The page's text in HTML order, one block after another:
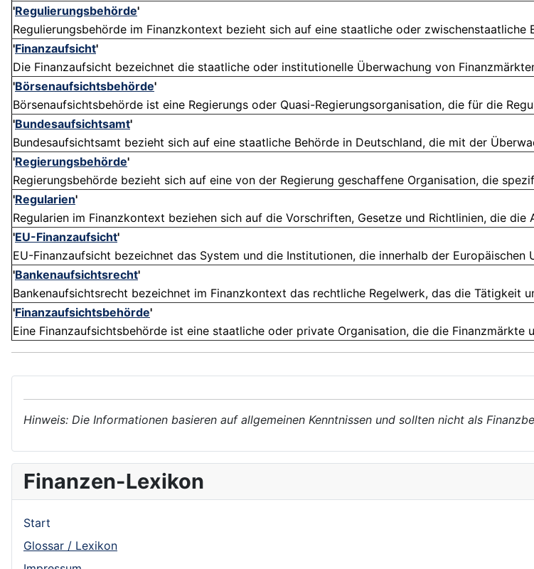
'Regulierungsbehörde'
Regulierungsbehörde im Finanzkontext bezieht sich auf eine staatliche oder zwischenstaatliche
'Finanzaufsicht'
Die Finanzaufsicht bezeichnet die staatliche oder institutionelle Überwachung von
'Börsenaufsichtsbehörde'
Börsenaufsichtsbehörde ist eine Regierungs oder Quasi-Regierungsorganisation, die für die
'Bundesaufsichtsamt'
Bundesaufsichtsamt bezieht sich auf eine staatliche Behörde in Deutschland, die mit der
'Regierungsbehörde'
Regierungsbehörde bezieht sich auf eine von der Regierung geschaffene Organisation, die
'Regularien'
Regularien im Finanzkontext beziehen sich auf die Vorschriften, Gesetze und Richtlinien, die die
'EU-Finanzaufsicht'
EU-Finanzaufsicht bezeichnet das System und die Institutionen, die innerhalb der Europäischen
'Bankenaufsichtsrecht'
Bankenaufsichtsrecht bezeichnet im Finanzkontext das rechtliche Regelwerk, das die Tätigkeit
'Finanzaufsichtsbehörde'
Eine Finanzaufsichtsbehörde ist eine staatliche oder private Organisation, die die Finanzmärkte
Hinweis: Die Informationen basieren auf allgemeinen Kenntnissen und sollten nicht als
Finanzen-Lexikon
Start
Glossar / Lexikon